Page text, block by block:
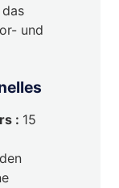
und
: 15